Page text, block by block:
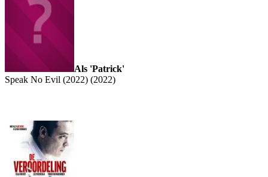
Als 'Patrick'
Speak No Evil (2022) (2022)